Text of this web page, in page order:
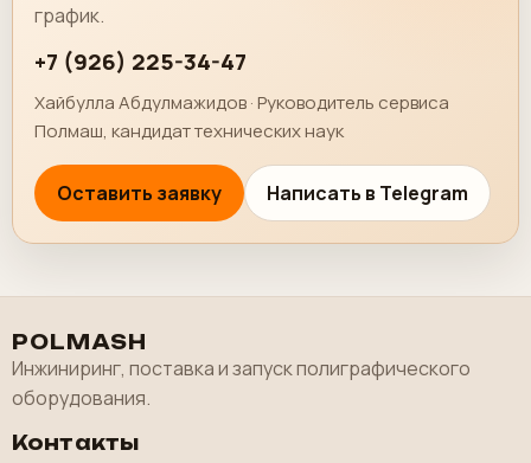
график.
+7 (926) 225-34-47
Хайбулла Абдулмажидов · Руководитель сервиса
Полмаш, кандидат технических наук
Оставить заявку Написать в Telegram
POLMASH
Инжиниринг, поставка и запуск полиграфического
оборудования.
Контакты